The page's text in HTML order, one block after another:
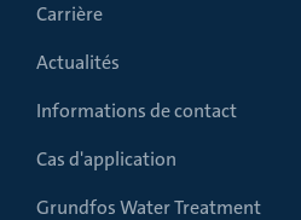
Carrière
Actualités
Informations de contact
Cas d'application
Grundfos Water Treatment